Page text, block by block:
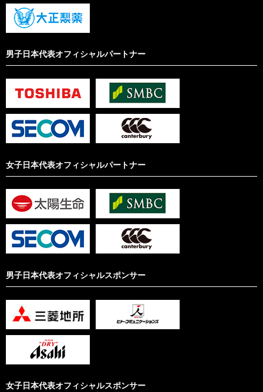
男子日本代表オフィシャルパートナー
女子日本代表オフィシャルパートナー
男子日本代表オフィシャルスポンサー
女子日本代表オフィシャルスポンサー